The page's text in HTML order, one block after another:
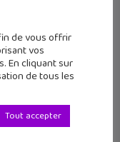
de vous offrir
vos
En cliquant sur
de tous les
Tout accepter